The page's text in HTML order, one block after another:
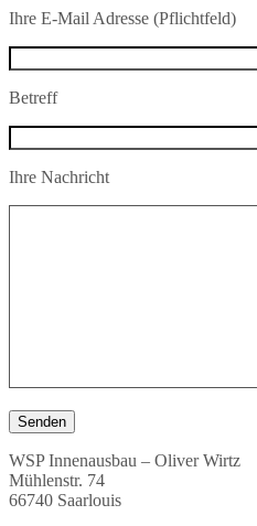
Ihre E-Mail Adresse (Pflichtfeld)
Betreff
Ihre Nachricht
WSP Innenausbau – Oliver Wirtz
Mühlenstr. 74
66740 Saarlouis